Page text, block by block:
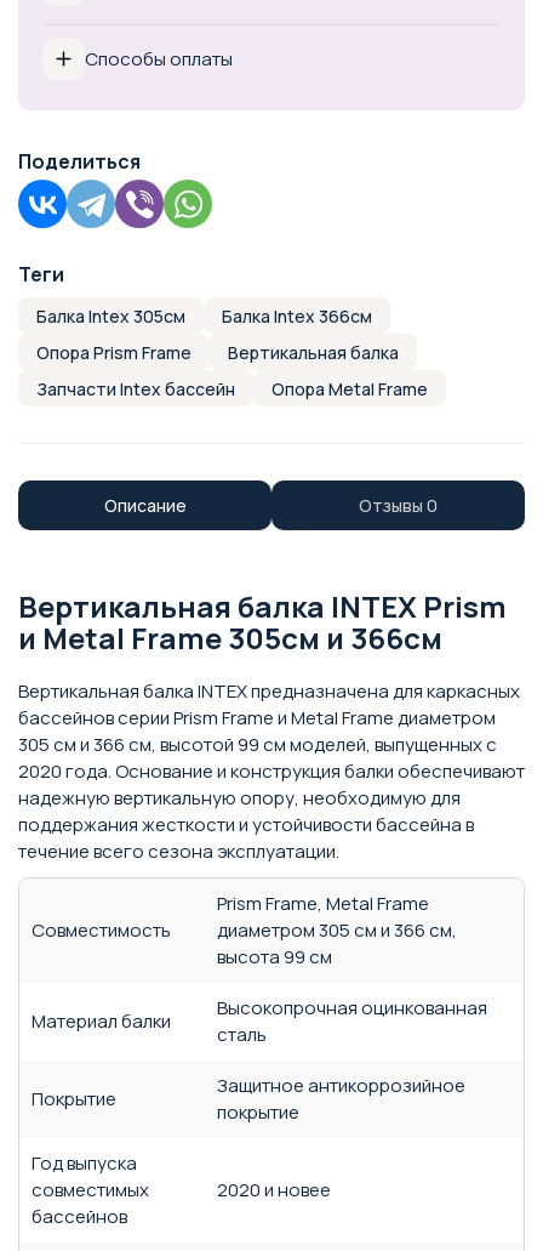
Способы оплаты
Поделиться
Теги
Балка Intex 305см
Балка Intex 366см
Опора Prism Frame
Вертикальная балка
Запчасти Intex бассейн
Опора Metal Frame
Описание Отзывы 0
Вертикальная балка INTEX Prism
и Metal Frame 305см и 366см
Вертикальная балка INTEX предназначена для каркасных
бассейнов серии Prism Frame и Metal Frame диаметром
305 см и 366 см, высотой 99 см моделей, выпущенных с
2020 года. Основание и конструкция балки обеспечивают
надежную вертикальную опору, необходимую для
поддержания жесткости и устойчивости бассейна в
течение всего сезона эксплуатации.
Совместимость
Prism Frame, Metal Frame
диаметром 305 см и 366 см,
высота 99 см
Материал балки
Высокопрочная оцинкованная
сталь
Покрытие
Защитное антикоррозийное
покрытие
Год выпуска
совместимых
бассейнов
2020 и новее